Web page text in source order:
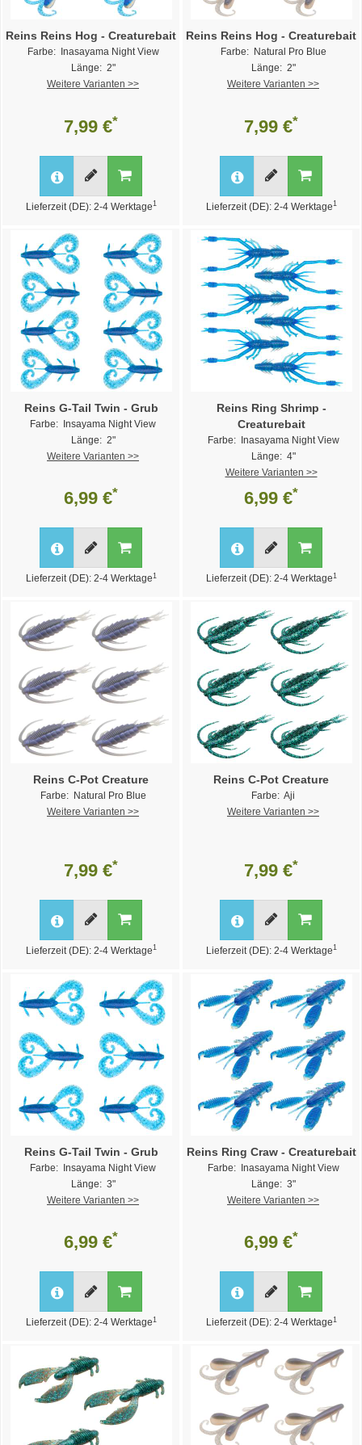
Reins Reins Hog - Creaturebait
Farbe: Inasayama Night View
Länge: 2"
Weitere Varianten >>
7,99 €*
Lieferzeit (DE): 2-4 Werktage1
Reins Reins Hog - Creaturebait
Farbe: Natural Pro Blue
Länge: 2"
Weitere Varianten >>
7,99 €*
Lieferzeit (DE): 2-4 Werktage1
Reins G-Tail Twin - Grub
Farbe: Insayama Night View
Länge: 2"
Weitere Varianten >>
6,99 €*
Lieferzeit (DE): 2-4 Werktage 1
Reins Ring Shrimp -
Creaturebait
Farbe: Inasayama Night View
Länge: 4"
Weitere Varianten >>
6,99 €*
Lieferzeit (DE): 2-4 Werktage 1
Reins C-Pot Creature
Farbe: Natural Pro Blue
Weitere Varianten >>
7,99 €*
Lieferzeit (DE): 2-4 Werktage1
Reins C-Pot Creature
Farbe: Aji
Weitere Varianten >>
7,99 €*
Lieferzeit (DE): 2-4 Werktage1
Reins G-Tail Twin - Grub
Farbe: Insayama Night View
Länge: 3"
Weitere Varianten >>
6,99 €*
Lieferzeit (DE): 2-4 Werktage 1
Reins Ring Craw - Creaturebait
Farbe: Inasayama Night View
Länge: 3"
Weitere Varianten >>
6,99 €*
Lieferzeit (DE): 2-4 Werktage 1